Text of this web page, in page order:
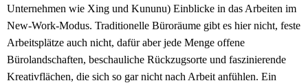
Unternehmen wie Xing und Kununu) Einblicke in das Arbeiten im
New-Work-Modus. Traditionelle Büroräume gibt es hier nicht, feste
Arbeitsplätze auch nicht, dafür aber jede Menge offene
Bürolandschaften, beschauliche Rückzugsorte und faszinierende
Kreativflächen, die sich so gar nicht nach Arbeit anfühlen. Ein